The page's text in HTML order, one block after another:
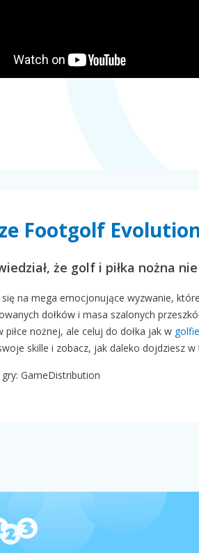
Footgolf
że golf i piłka nożna
na mega emocjonujące wyzwanie,
dołków i masa szalonych
piłce nożnej, ale celuj do dołka jak w golfie
skille i zobacz, jak daleko dojdziesz
GameDistribution